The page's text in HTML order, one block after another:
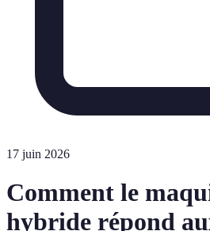
17 juin 2026
Comment le
hybride répond